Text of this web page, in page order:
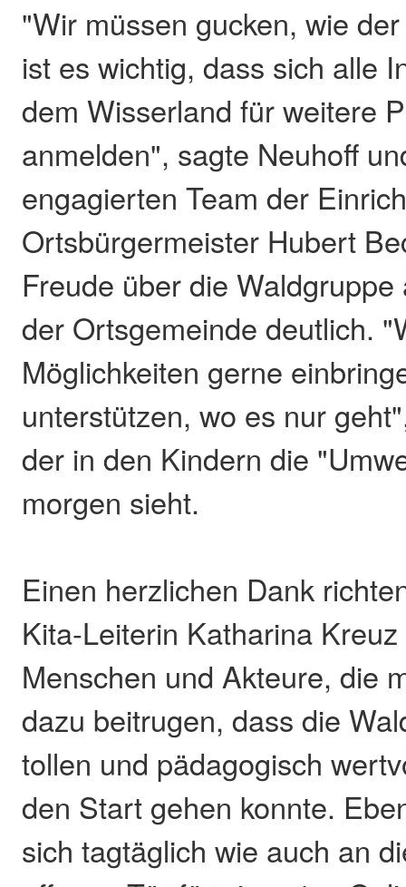
"Wir müssen gucken, wie
ist es wichtig, dass sich alle
dem Wisserland für weitere
anmelden", sagte Neuhoff
engagierten Team der
Ortsbürgermeister Hubert
Freude über die
der Ortsgemeinde deutlich.
Möglichkeiten gerne
unterstützen, wo es nur
der in den Kindern die
morgen sieht.
Einen herzlichen Dank
Kita-Leiterin Katharina
Menschen und Akteure, die
dazu beitrugen, dass die
tollen und pädagogisch
den Start gehen konnte.
sich tagtäglich wie auch an